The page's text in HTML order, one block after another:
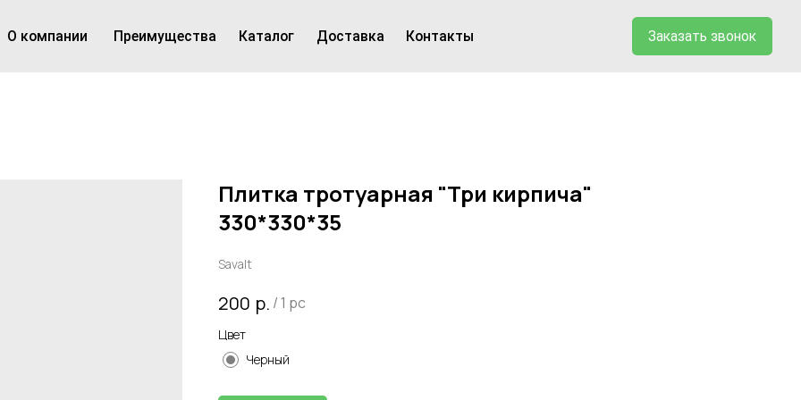
Преимущества Каталог Доставка Контакты
Плитка тротуарная "Три кирпича"
330*330*35
Savalt
200 р. / 1 pc
Цвет
Черный